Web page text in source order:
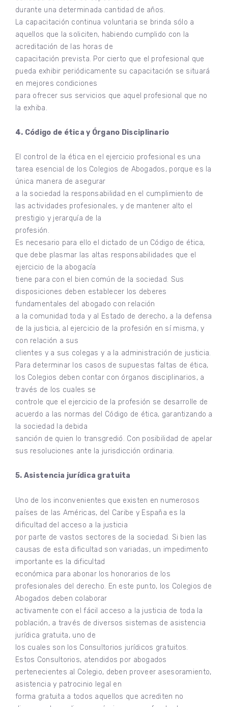
durante una determinada cantidad de años.
La capacitación continua voluntaria se brinda sólo a
aquellos que la soliciten, habiendo cumplido con la
acreditación de las horas de
capacitación prevista. Por cierto que el profesional que
pueda exhibir periódicamente su capacitación se situará
en mejores condiciones
para ofrecer sus servicios que aquel profesional que no
la exhiba.
4. Código de ética y Órgano Disciplinario
El control de la ética en el ejercicio profesional es una
tarea esencial de los Colegios de Abogados, porque es la
única manera de asegurar
a la sociedad la responsabilidad en el cumplimiento de
las actividades profesionales, y de mantener alto el
prestigio y jerarquía de la
profesión.
Es necesario para ello el dictado de un Código de ética,
que debe plasmar las altas responsabilidades que el
ejercicio de la abogacía
tiene para con el bien común de la sociedad. Sus
disposiciones deben establecer los deberes
fundamentales del abogado con relación
a la comunidad toda y al Estado de derecho, a la defensa
de la justicia, al ejercicio de la profesión en sí misma, y
con relación a sus
clientes y a sus colegas y a la administración de justicia.
Para determinar los casos de supuestas faltas de ética,
los Colegios deben contar con órganos disciplinarios, a
través de los cuales se
controle que el ejercicio de la profesión se desarrolle de
acuerdo a las normas del Código de ética, garantizando a
la sociedad la debida
sanción de quien lo transgredió. Con posibilidad de apelar
sus resoluciones ante la jurisdicción ordinaria.
5. Asistencia jurídica gratuita
Uno de los inconvenientes que existen en numerosos
países de las Américas, del Caribe y España es la
dificultad del acceso a la justicia
por parte de vastos sectores de la sociedad. Si bien las
causas de esta dificultad son variadas, un impedimento
importante es la dificultad
económica para abonar los honorarios de los
profesionales del derecho. En este punto, los Colegios de
Abogados deben colaborar
activamente con el fácil acceso a la justicia de toda la
población, a través de diversos sistemas de asistencia
jurídica gratuita, uno de
los cuales son los Consultorios jurídicos gratuitos.
Estos Consultorios, atendidos por abogados
pertenecientes al Colegio, deben proveer asesoramiento,
asistencia y patrocinio legal en
forma gratuita a todos aquellos que acrediten no